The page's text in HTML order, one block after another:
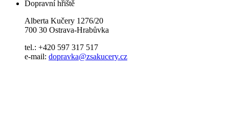
Dopravní hřiště
Alberta Kučery 1276/20
700 30 Ostrava-Hrabůvka
tel.: +420 597 317 517
e-mail: dopravka@zsakucery.cz